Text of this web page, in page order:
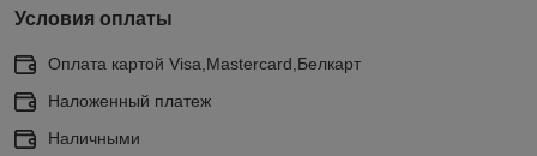
Условия оплаты
Оплата картой Visa,Mastercard,Белкарт
Наложенный платеж
Наличными